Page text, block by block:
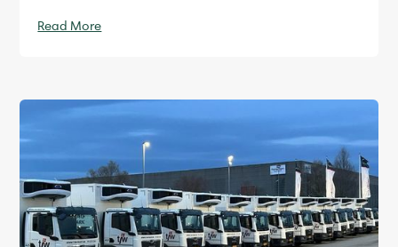
Read More